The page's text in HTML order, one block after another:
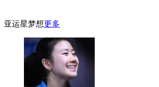
亚运星梦想更多